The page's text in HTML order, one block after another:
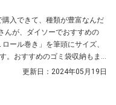
入できて、種類が豊富なんだ
んが、ダイソーでおすすめの
ール巻き」を筆頭にサイズ、
。おすすめのゴミ袋収納もま
更新日： 2024年05月19日